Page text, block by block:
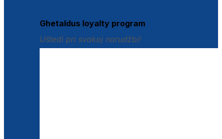
Ghetaldus loyalty program
Uštedi pri svakoj narudžbi!